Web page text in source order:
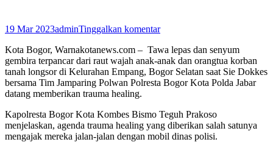
19 Mar 2023adminTinggalkan komentar
Kota Bogor, Warnakotanews.com – Tawa lepas dan senyum
gembira terpancar dari raut wajah anak-anak dan orangtua korban
tanah longsor di Kelurahan Empang, Bogor Selatan saat Sie Dokkes
bersama Tim Jamparing Polwan Polresta Bogor Kota Polda Jabar
datang memberikan trauma healing.
Kapolresta Bogor Kota Kombes Bismo Teguh Prakoso
menjelaskan, agenda trauma healing yang diberikan salah satunya
mengajak mereka jalan-jalan dengan mobil dinas polisi.